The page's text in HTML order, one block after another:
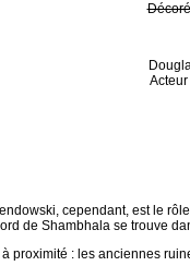
cependant, est le
de Shambhala se trouve
proximité : les anciennes